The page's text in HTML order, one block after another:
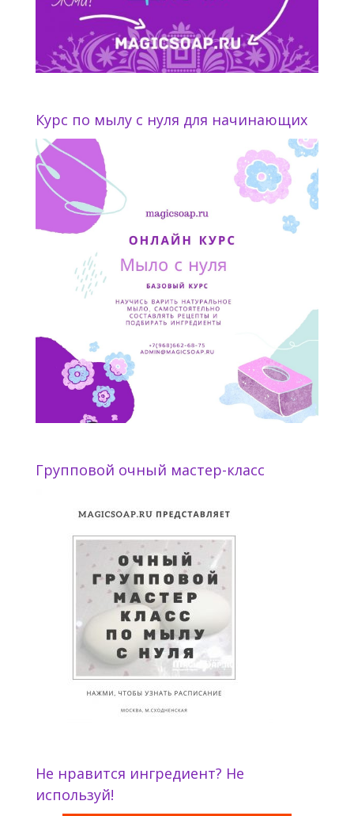
Курс по мылу с нуля для начинающих
Групповой очный мастер-класс
Не нравится ингредиент? Не
используй!